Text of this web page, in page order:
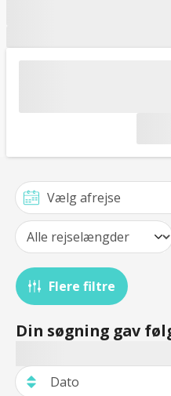
Flere filtre
Din søgning gav